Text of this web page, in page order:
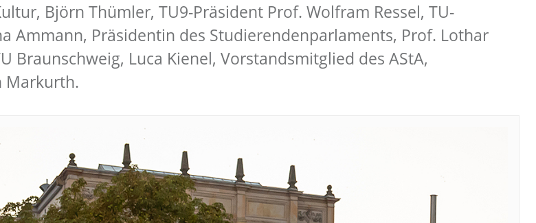
Björn Thümler, TU9-Präsident Prof. Wolfram Ressel, TU-
Ammann, Präsidentin des Studierendenparlaments, Prof. Lothar
Braunschweig, Luca Kienel, Vorstandsmitglied des AStA,
Markurth.